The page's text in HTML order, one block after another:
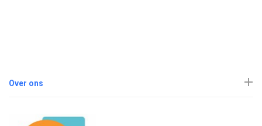
Over ons